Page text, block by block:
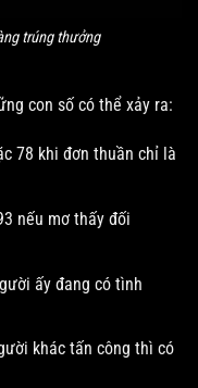
trúng thưởng
con số có thể xảy ra:
78 khi đơn thuần chỉ là
nếu mơ thấy đối
ấy đang có tình
khác tấn công thì có